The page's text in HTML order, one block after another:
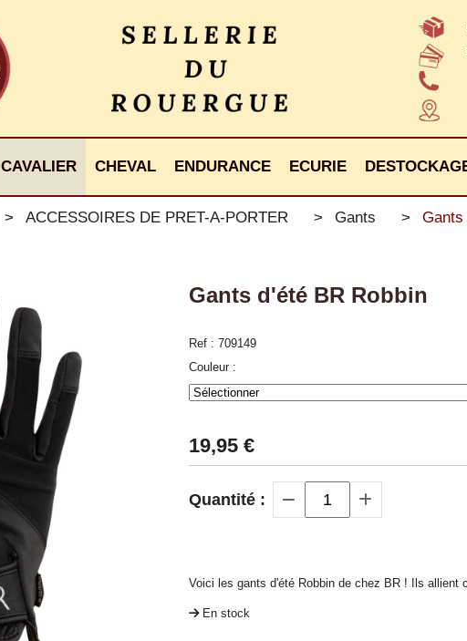
CAVALIER CHEVAL ENDURANCE ECURIE
ACCESSOIRES DE PRET-A-PORTER Gants Gants
Gants d'été BR Robbin
Ref : 709149
Couleur :
19,95€
Quantité :
Voici les gants d'été Robbin de chez BR ! Ils allient
En stock